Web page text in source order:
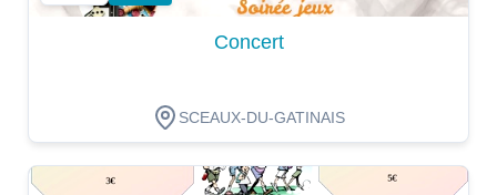
Concert
SCEAUX-DU-GATINAIS